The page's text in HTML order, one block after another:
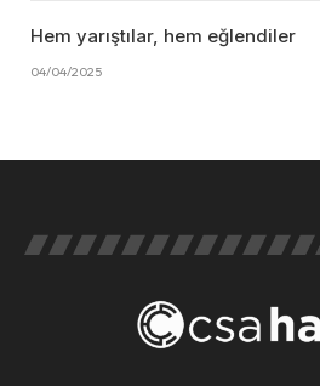
Hem yarıştılar, hem eğlendiler
04/04/2025